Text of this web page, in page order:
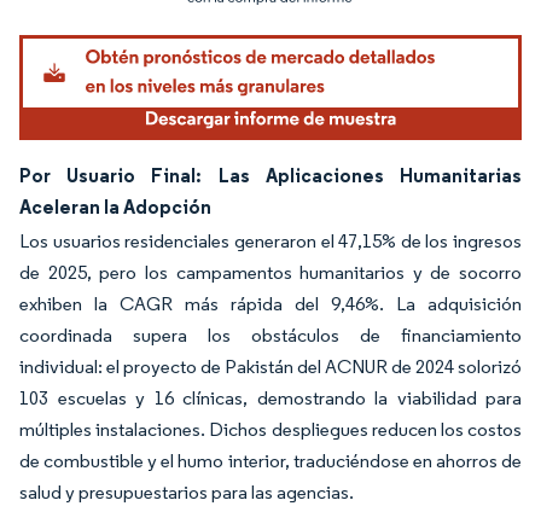
Por Usuario Final: Las Aplicaciones Humanitarias
Aceleran la Adopción
Los usuarios residenciales generaron el 47,15% de los ingresos
de 2025, pero los campamentos humanitarios y de socorro
exhiben la CAGR más rápida del 9,46%. La adquisición
coordinada supera los obstáculos de financiamiento
individual: el proyecto de Pakistán del ACNUR de 2024 solorizó
103 escuelas y 16 clínicas, demostrando la viabilidad para
múltiples instalaciones. Dichos despliegues reducen los costos
de combustible y el humo interior, traduciéndose en ahorros de
salud y presupuestarios para las agencias.